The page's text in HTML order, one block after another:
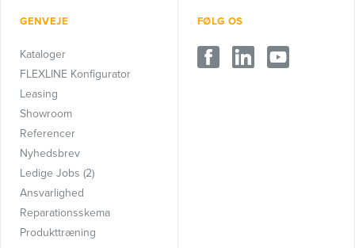
GENVEJE
Kataloger
FLEXLINE Konfigurator
Leasing
Showroom
Referencer
Nyhedsbrev
Ledige Jobs (2)
Ansvarlighed
Reparationsskema
Produkttræning
FØLG OS